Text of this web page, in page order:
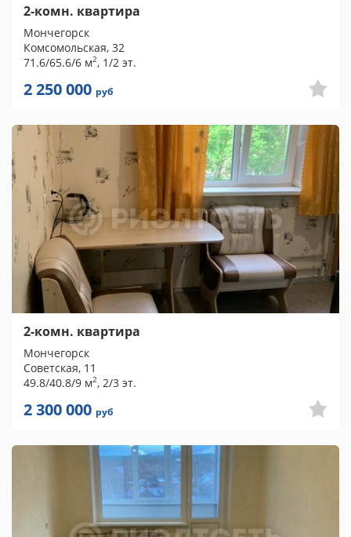
2-комн. квартира
Мончегорск
Комсомольская, 32
71.6/65.6/6 м2, 1/2 эт.
2 250 000 руб
2-комн. квартира
Мончегорск
Советская, 11
49.8/40.8/9 м2, 2/3 эт.
2 300 000 руб